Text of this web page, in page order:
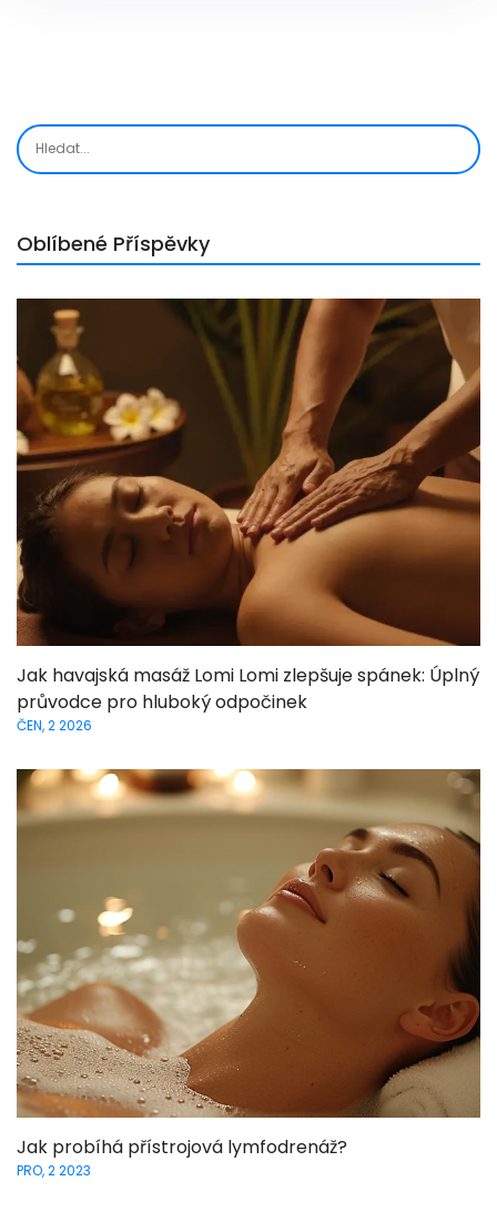
Oblíbené Příspěvky
Jak havajská masáž Lomi Lomi zlepšuje spánek: Úplný
průvodce pro hluboký odpočinek
ČEN, 2 2026
Jak probíhá přístrojová lymfodrenáž?
PRO, 2 2023